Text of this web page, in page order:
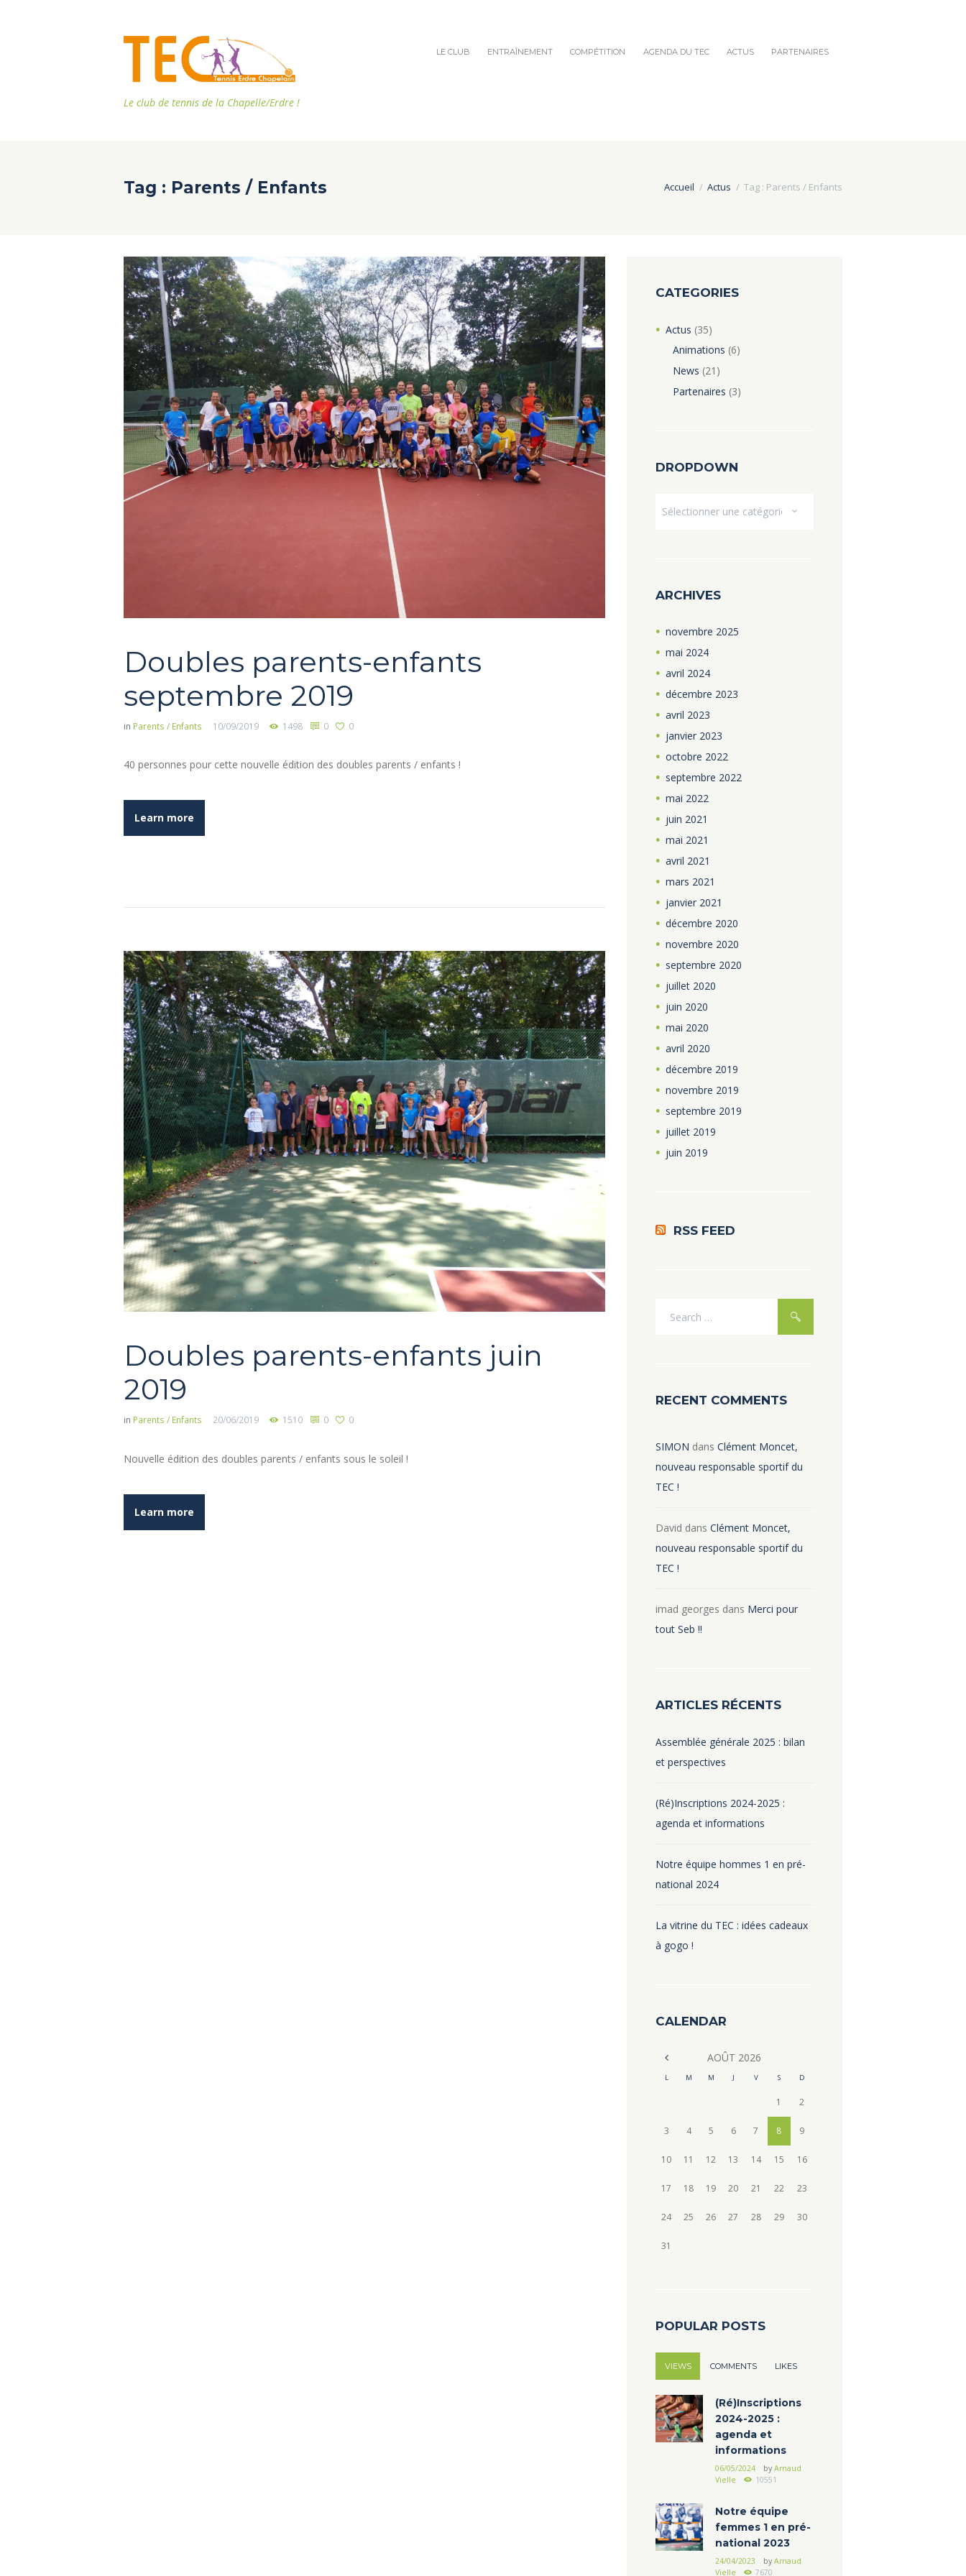
Le club de tennis de la Chapelle/Erdre !
LE CLUB ENTRAÎNEMENT COMPÉTITION AGENDA DU TEC ACTUS PARTENAIRES
Tag : Parents / Enfants Accueil Actus Tag : Parents / Enfants
Doubles parents-enfants
septembre 2019
in Parents / Enfants 10/09/2019 1498 0 0
40 personnes pour cette nouvelle édition des doubles parents / enfants !
Learn more
Doubles parents-enfants juin
2019
in Parents / Enfants 20/06/2019 1510 0 0
Nouvelle édition des doubles parents / enfants sous le soleil !
Learn more
CATEGORIES
Actus (35)
Animations (6)
News (21)
Partenaires (3)
DROPDOWN
ARCHIVES
novembre 2025
mai 2024
avril 2024
décembre 2023
avril 2023
janvier 2023
octobre 2022
septembre 2022
mai 2022
juin 2021
mai 2021
avril 2021
mars 2021
janvier 2021
décembre 2020
novembre 2020
septembre 2020
juillet 2020
juin 2020
mai 2020
avril 2020
décembre 2019
novembre 2019
septembre 2019
juillet 2019
juin 2019
RSS FEED
RECENT COMMENTS
SIMON dans Clément Moncet,
nouveau responsable sportif du
TEC !
David dans Clément Moncet,
nouveau responsable sportif du
TEC !
imad georges dans Merci pour
tout Seb !!
ARTICLES RÉCENTS
Assemblée générale 2025 : bilan
et perspectives
(Ré)Inscriptions 2024-2025 :
agenda et informations
Notre équipe hommes 1 en pré-
national 2024
La vitrine du TEC : idées cadeaux
à gogo !
CALENDAR
AOÛT 2026
L M M J V S D
1 2
3 4 5 6 7 8 9
10 11 12 13 14 15 16
17 18 19 20 21 22 23
24 25 26 27 28 29 30
31
POPULAR POSTS
VIEWS COMMENTS LIKES
(Ré)Inscriptions
2024-2025 :
agenda et
informations
06/05/2024 by Arnaud
Vielle
10551
Notre équipe
femmes 1 en pré-
national 2023
24/04/2023 by Arnaud
Vielle
7670